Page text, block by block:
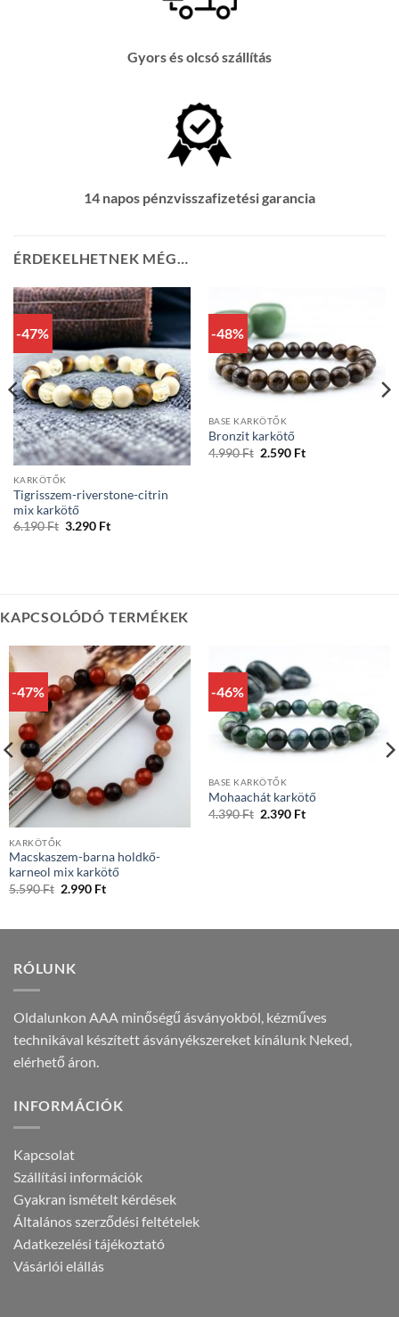
Gyors és olcsó szállítás
14 napos pénzvisszafizetési garancia
ÉRDEKELHETNEK MÉG…
-47%
KARKÖTŐK
Tigrisszem-riverstone-citrin
mix karkötő
6.190Ft Original
3.290 FtCurrent
-48%
BASE KARKÖTŐK
Bronzit karkötő
4.990Ft Original
2.590 FtCurrent
KAPCSOLÓDÓ TERMÉKEK
-47%
KARKÖTŐK
Macskaszem-barna holdkő-
karneol mix karkötő
5.590Ft Original
2.990 FtCurrent
-46%
BASE KARKÖTŐK
Mohaachát karkötő
4.390Ft Original
2.390 FtCurrent
RÓLUNK
Oldalunkon AAA minőségű ásványokból, kézműves
technikával készített ásványékszereket kínálunk Neked,
elérhető áron.
INFORMÁCIÓK
Kapcsolat
Szállítási információk
Gyakran ismételt kérdések
Általános szerződési feltételek
Adatkezelési tájékoztató
Vásárlói elállás